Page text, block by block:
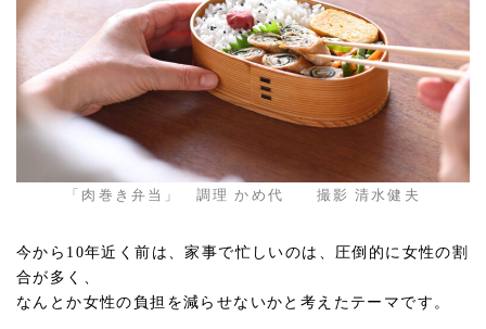
「肉巻き弁当」 調理 かめ代 撮影 清水健夫
今から10年近く前は、家事で忙しいのは、圧倒的に女性の割
合が多く、
なんとか女性の負担を減らせないかと考えたテーマです。